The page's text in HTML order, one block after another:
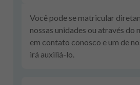
Você pode se matricular
nossas unidades ou através do
em contato conosco e um de
irá auxiliá-lo.